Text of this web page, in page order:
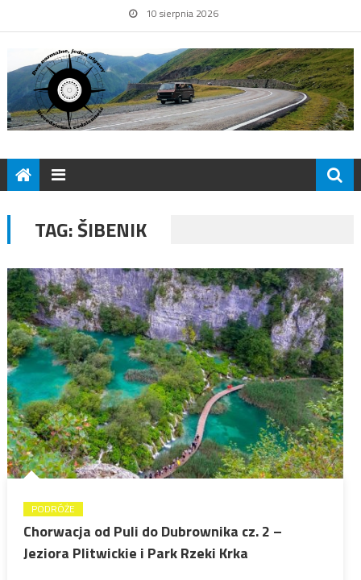
10 sierpnia 2026
TAG:ŠIBENIK
PODRÓŻE
Chorwacja od Puli do Dubrownika cz. 2 –
Jeziora Plitwickie i Park Rzeki Krka